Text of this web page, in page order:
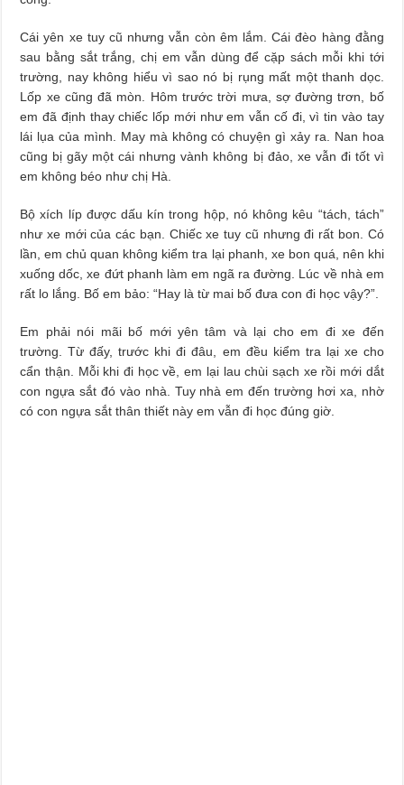
Cái yên xe tuy cũ nhưng vẫn còn êm lắm. Cái đèo hàng đằng
sau bằng sắt trắng, chị em vẫn dùng để cặp sách mỗi khi tới
trường, nay không hiểu vì sao nó bị rụng mất một thanh dọc.
Lốp xe cũng đã mòn. Hôm trước trời mưa, sợ đường trơn, bố
em đã định thay chiếc lốp mới như em vẫn cố đi, vì tin vào tay
lái lụa của mình. May mà không có chuyện gì xảy ra. Nan hoa
cũng bị gãy một cái nhưng vành không bị đảo, xe vẫn đi tốt vì
em không béo như chị Hà.
Bộ xích líp được dấu kín trong hộp, nó không kêu “tách, tách”
như xe mới của các bạn. Chiếc xe tuy cũ nhưng đi rất bon. Có
lần, em chủ quan không kiểm tra lại phanh, xe bon quá, nên khi
xuống dốc, xe đứt phanh làm em ngã ra đường. Lúc về nhà em
rất lo lắng. Bố em bảo: “Hay là từ mai bố đưa con đi học vậy?”.
Em phải nói mãi bố mới yên tâm và lại cho em đi xe đến
trường. Từ đấy, trước khi đi đâu, em đều kiểm tra lại xe cho
cẩn thận. Mỗi khi đi học về, em lại lau chùi sạch xe rồi mới dắt
con ngựa sắt đó vào nhà. Tuy nhà em đến trường hơi xa, nhờ
có con ngựa sắt thân thiết này em vẫn đi học đúng giờ.